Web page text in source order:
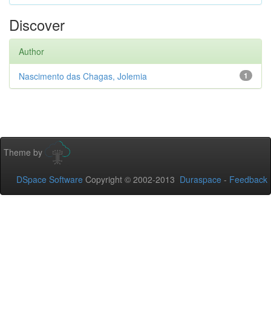
Discover
Author
1
Nascimento das Chagas, Jolemia
Theme by
DSpace Software Copyright © 2002-2013 Duraspace - Feedback